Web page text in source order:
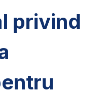
privind